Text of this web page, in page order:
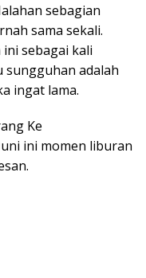
sebagian
sama sekali.
sebagai kali
sungguhan adalah
ingat lama.
Ke
ini momen liburan